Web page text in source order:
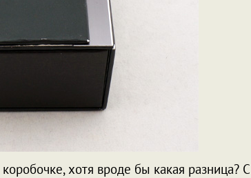
хотя вроде бы какая разница? С